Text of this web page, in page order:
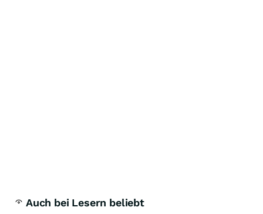
Auch bei Lesern beliebt